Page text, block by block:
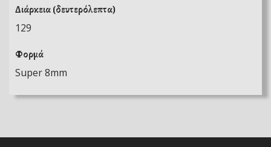
Διάρκεια (δευτερόλεπτα)
129
Φορμά
Super 8mm